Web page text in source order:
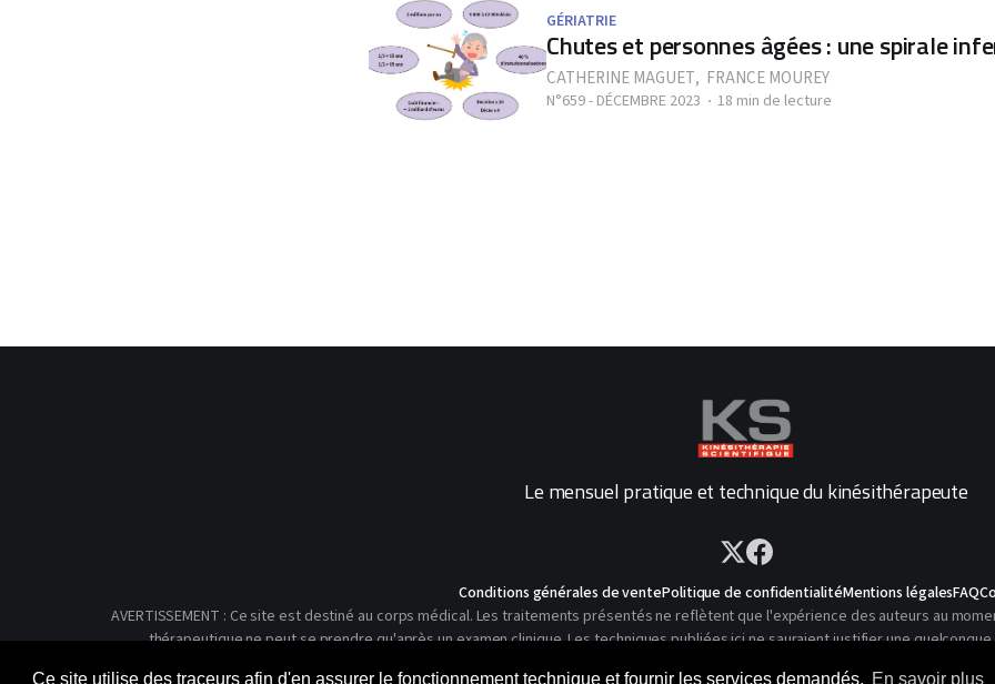
Ce site utilise des traceurs afin d'en assurer le fonctionnement technique et fournir les services demandés. En savoir plus
GÉRIATRIE
Chutes et personnes âgées : une spirale
CATHERINE MAGUET, FRANCE MOUREY
N°659 - DÉCEMBRE 2023 18 min de lecture
Le mensuel pratique et technique du kinésithérapeute
Conditions générales de ventePolitique de confidentialitéMentions légalesFAQ
AVERTISSEMENT : Ce site est destiné au corps médical. Les traitements présentés ne reflètent que l'expérience des auteurs au
thérapeutique ne peut se prendre qu'après un examen clinique. Les techniques publiées ici ne sauraient justifier une